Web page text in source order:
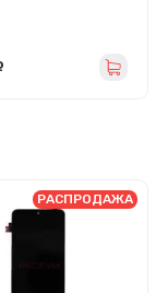
РАСПРОДАЖА